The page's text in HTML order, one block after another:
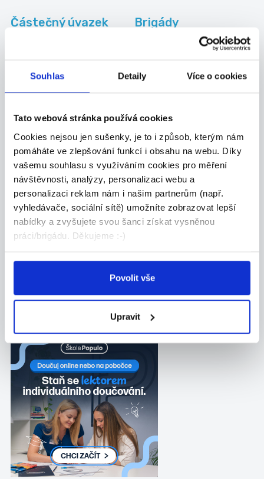
Souhlas Detaily Více o cookies
Tato webová stránka používá cookies
Cookies nejsou jen sušenky, je to i způsob, kterým nám
pomáháte ve zlepšování funkcí i obsahu na webu. Díky
vašemu souhlasu s využíváním cookies pro měření
návštěvnosti, analýzy, personalizaci webu a
personalizaci reklam nám i našim partnerům (např.
vyhledávače, sociální sítě) umožníte zobrazovat lepší
nabídky a zvyšujete svou šanci získat vysněnou
práci/brigádu. Děkujeme :-)
Povolit vše
Upravit
Částečný úvazek
Brigády
absolventy Ostrava
Ostrava
Kategoriebrigád
Administrativa
Manuální
Obchod-služby
Ostatní
Města